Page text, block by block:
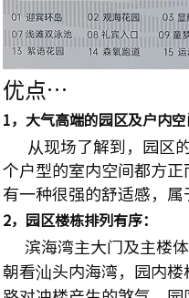
优点…
1，大气高端的园区及户内空
从现场了解到，园区
个户型的室内空间都方
有一种很强的舒适感，属
2，园区楼栋排列有序：
滨海湾主大门及主楼
朝看汕头内海湾，园内